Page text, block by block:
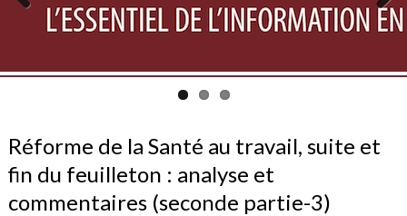
Previous Next
Réforme de la Santé au travail, suite et
fin du feuilleton : analyse et
commentaires (seconde partie-3)